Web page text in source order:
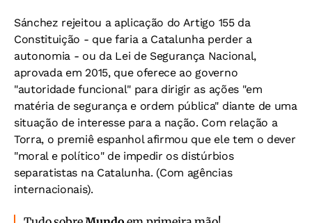
Sánchez rejeitou a aplicação do Artigo 155 da
Constituição - que faria a Catalunha perder a
autonomia - ou da Lei de Segurança Nacional,
aprovada em 2015, que oferece ao governo
"autoridade funcional" para dirigir as ações "em
matéria de segurança e ordem pública" diante de uma
situação de interesse para a nação. Com relação a
Torra, o premiê espanhol afirmou que ele tem o dever
"moral e político" de impedir os distúrbios
separatistas na Catalunha. (Com agências
internacionais).